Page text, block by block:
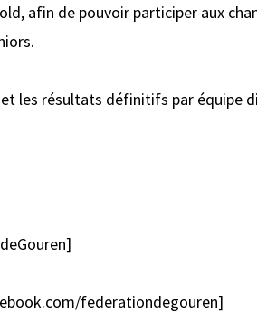
afin de pouvoir participer aux
les résultats définitifs par équipe
federationdegouren]